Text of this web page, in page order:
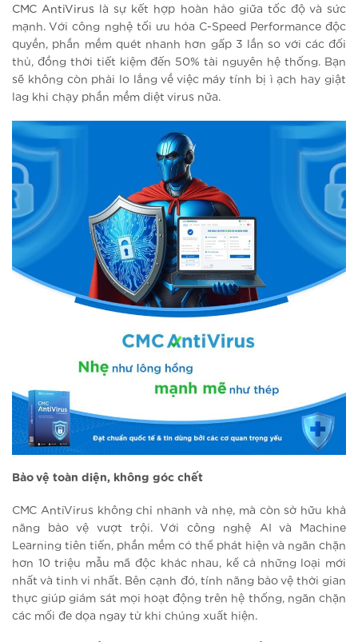
CMC AntiVirus là sự kết hợp hoàn hảo giữa tốc độ và sức
mạnh. Với công nghệ tối ưu hóa C-Speed Performance độc
quyền, phần mềm quét nhanh hơn gấp 3 lần so với các đối
thủ, đồng thời tiết kiệm đến 50% tài nguyên hệ thống. Bạn
sẽ không còn phải lo lắng về việc máy tính bị ì ạch hay giật
lag khi chạy phần mềm diệt virus nữa.
Bảo vệ toàn diện, không góc chết
CMC AntiVirus không chỉ nhanh và nhẹ, mà còn sở hữu khả
năng bảo vệ vượt trội. Với công nghệ AI và Machine
Learning tiên tiến, phần mềm có thể phát hiện và ngăn chặn
hơn 10 triệu mẫu mã độc khác nhau, kể cả những loại mới
nhất và tinh vi nhất. Bên cạnh đó, tính năng bảo vệ thời gian
thực giúp giám sát mọi hoạt động trên hệ thống, ngăn chặn
các mối đe dọa ngay từ khi chúng xuất hiện.